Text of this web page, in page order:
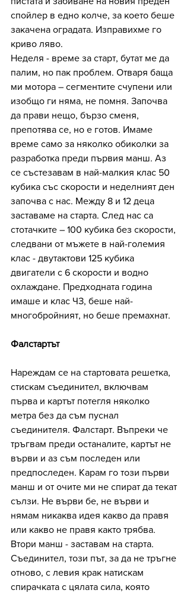
спойлер в едно колче, за което беше
закачена оградата. Изправихме го
криво ляво.
Неделя - време за старт, бутат ме да
палим, но пак проблем. Отваря баща
ми мотора – сегментите счупени или
изобщо ги няма, не помня. Започва
да прави нещо, бързо сменя,
препотява се, но е готов. Имаме
време само за няколко обиколки за
разработка преди първия манш. Аз
се състезавам в най-малкия клас 50
кубика със скорости и неделният ден
започва с нас. Между 8 и 12 деца
заставаме на старта. След нас са
стотачките – 100 кубика без скорости,
следвани от мъжете в най-големия
клас - двутактови 125 кубика
двигатели с 6 скорости и водно
охлаждане. Предходната година
имаше и клас ЧЗ, беше най-
многобройният, но беше премахнат.
Фалстартът
Нареждам се на стартовата решетка,
стискам съединител, включвам
първа и картът потегля няколко
метра без да съм пуснал
съединителя. Фалстарт. Въпреки че
тръгвам преди останалите, картът не
върви и аз съм последен или
предпоследен. Карам го този първи
манш и от очите ми не спират да текат
сълзи. Не върви бе, не върви и
нямам никаква идея какво да правя
или какво не правя както трябва.
Втори манш - заставам на старта.
Съединител, този път, за да не тръгне
отново, с левия крак натискам
спирачката с цялата сила, която